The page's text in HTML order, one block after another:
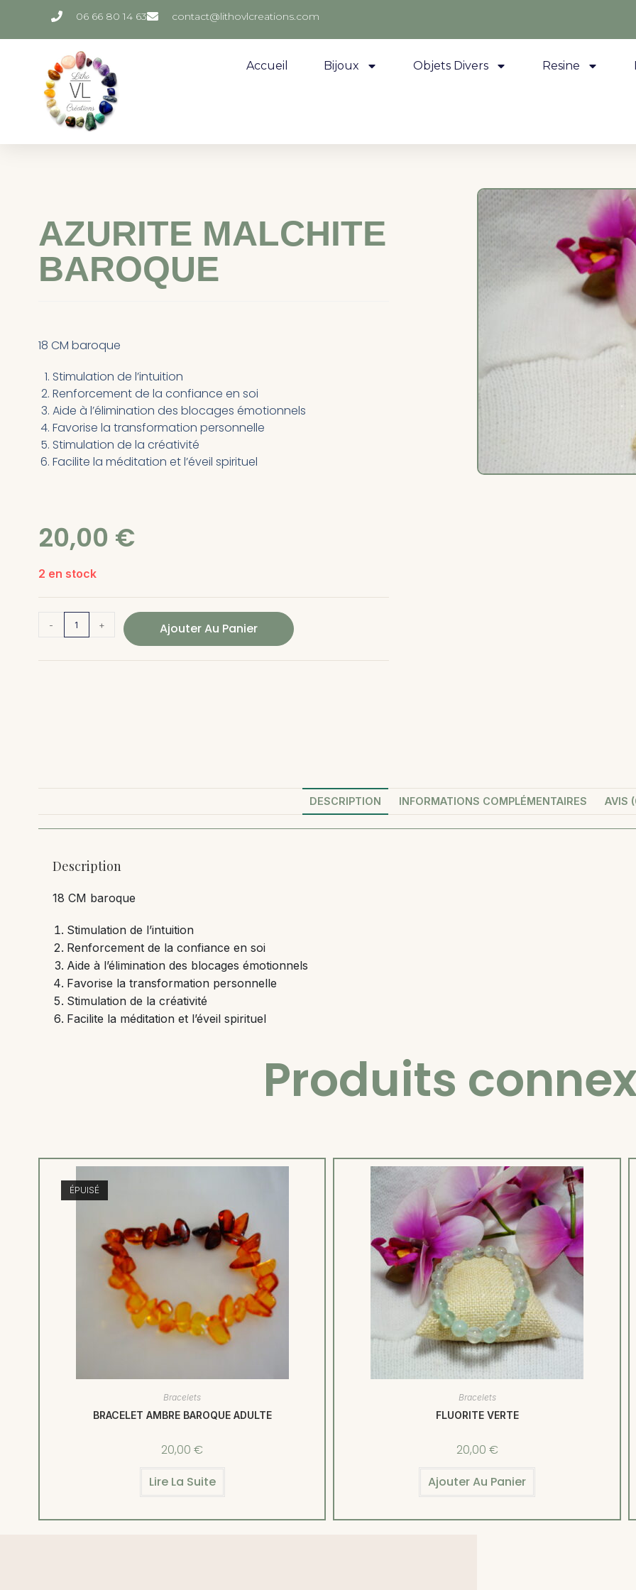
06 66 80 14 63 contact@lithovlcreations.com
Accueil Bijoux Objets Divers Resine
AZURITE MALCHITE
BAROQUE
18 CM baroque
Stimulation de l’intuition
Renforcement de la confiance en soi
Aide à l’élimination des blocages émotionnels
Favorise la transformation personnelle
Stimulation de la créativité
Facilite la méditation et l’éveil spirituel
20,00 €
2 en stock
- + Ajouter Au Panier
DESCRIPTION INFORMATIONS COMPLÉMENTAIRES AVIS
Description
18 CM baroque
Stimulation de l’intuition
Renforcement de la confiance en soi
Aide à l’élimination des blocages émotionnels
Favorise la transformation personnelle
Stimulation de la créativité
Facilite la méditation et l’éveil spirituel
Produits
ÉPUISÉ
Bracelets
BRACELET AMBRE BAROQUE ADULTE
20,00 €
Lire La Suite
Bracelets
FLUORITE VERTE
20,00 €
Ajouter Au Panier